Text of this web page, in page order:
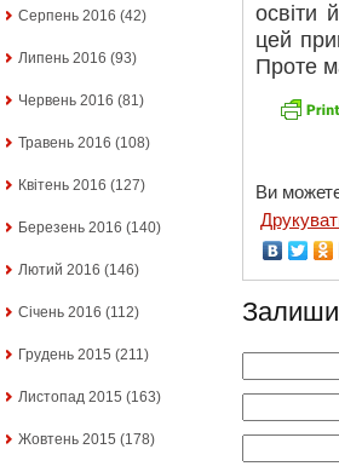
Серпень 2016 (42)
Липень 2016 (93)
Червень 2016 (81)
Травень 2016 (108)
Квітень 2016 (127)
Березень 2016 (140)
Лютий 2016 (146)
Січень 2016 (112)
Грудень 2015 (211)
Листопад 2015 (163)
Жовтень 2015 (178)
освіти
цей
Проте
Ви